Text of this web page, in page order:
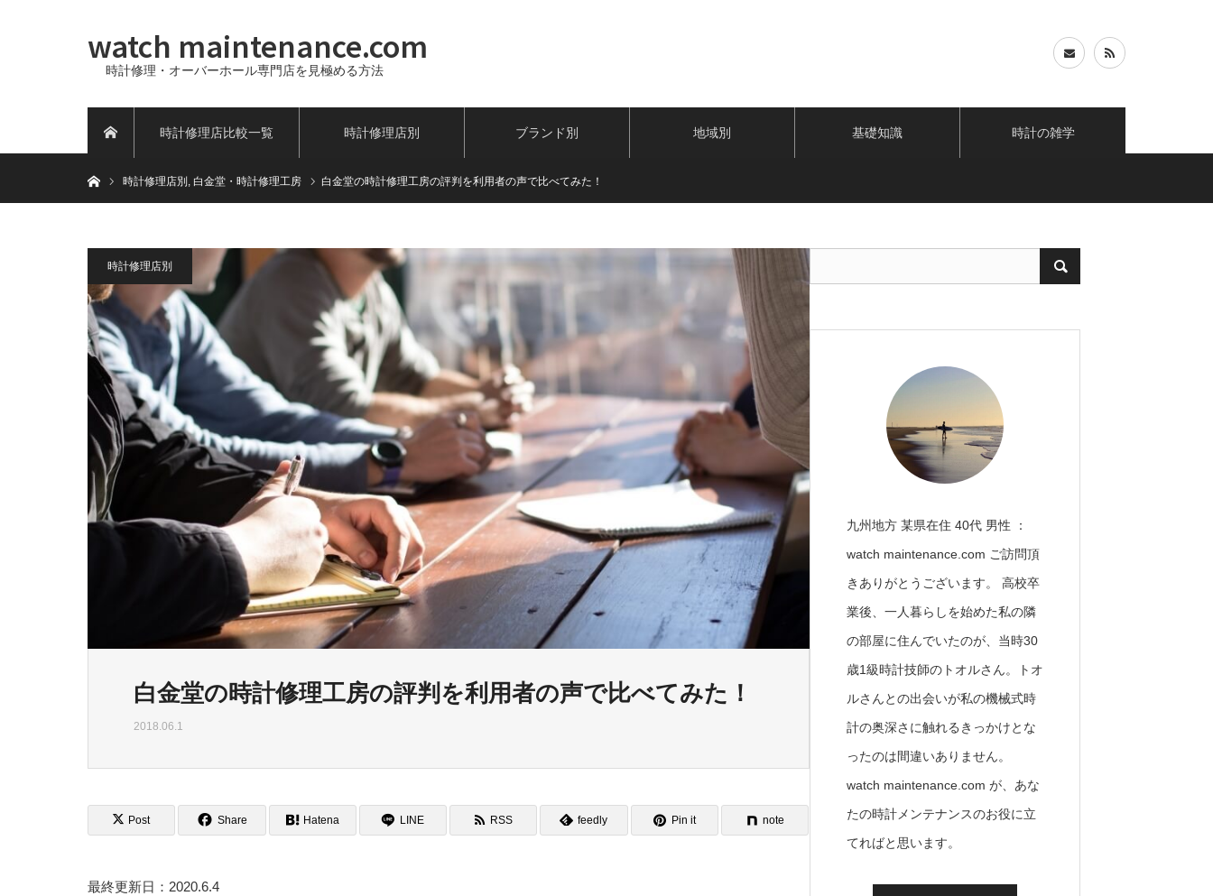
watch maintenance.com
時計修理・オーバーホール専門店を見極める方法
時計修理店比較一覧 時計修理店別 ブランド別 地域別 基礎知識 時計の雑学
ホーム時計修理店別 , 白金堂・時計修理工房 白金堂の時計修理工房の評判を利用者の声で比べてみた！
時計修理店別
白金堂の時計修理工房の評判を利用者の声で比べてみた！
2018.06.1
Post Share Hatena LINE RSS feedly Pin it note
最終更新日：2020.6.4
九州地方 某県在住 40代 男性 ：
watch maintenance.com ご訪問頂
きありがとうございます。 高校卒
業後、一人暮らしを始めた私の隣
の部屋に住んでいたのが、当時30
歳1級時計技師のトオルさん。トオ
ルさんとの出会いが私の機械式時
計の奥深さに触れるきっかけとな
ったのは間違いありません。
watch maintenance.com が、あな
たの時計メンテナンスのお役に立
てればと思います。